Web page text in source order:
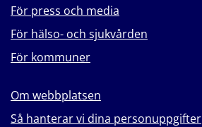
För press och media
För hälso- och sjukvården
För kommuner
Om webbplatsen
Så hanterar vi dina personuppgifter